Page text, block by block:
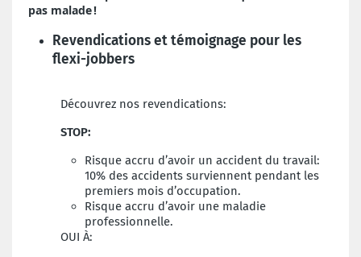
pas malade !
Revendications et témoignage pour les
flexi-jobbers
Découvrez nos revendications:
STOP:
Risque accru d’avoir un accident du travail:
10% des accidents surviennent pendant les
premiers mois d’occupation.
Risque accru d’avoir une maladie
professionnelle.
OUI À: